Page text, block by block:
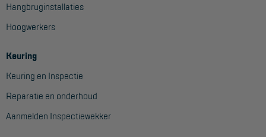
Hangbruginstallaties
Hoogwerkers
Keuring
Keuring en Inspectie
Reparatie en onderhoud
Aanmelden Inspectiewekker